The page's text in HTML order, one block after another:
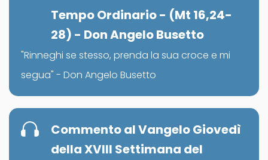
Tempo Ordinario - (Mt 16,24-
28) - Don Angelo Busetto
"Rinneghi se stesso, prenda la sua croce e mi
segua" - Don Angelo Busetto
Commento al Vangelo Giovedì
della XVIII Settimana del